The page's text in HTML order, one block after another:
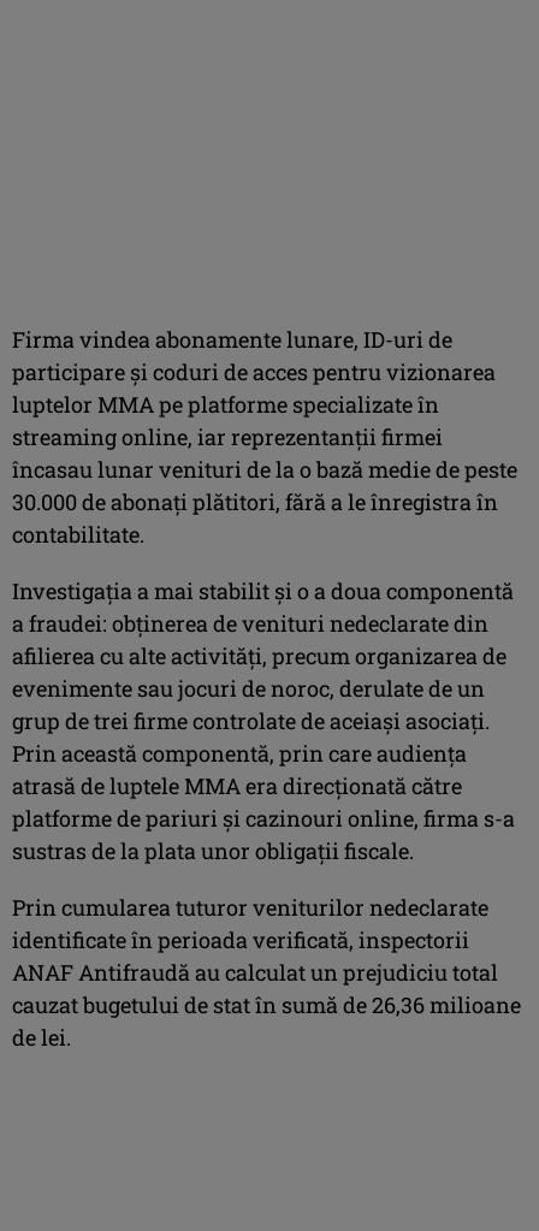
Firma vindea abonamente lunare, ID-uri de
participare și coduri de acces pentru vizionarea
luptelor MMA pe platforme specializate în
streaming online, iar reprezentanții firmei
încasau lunar venituri de la o bază medie de peste
30.000 de abonați plătitori, fără a le înregistra în
contabilitate.
Investigația a mai stabilit și o a doua componentă
a fraudei: obținerea de venituri nedeclarate din
afilierea cu alte activități, precum organizarea de
evenimente sau jocuri de noroc, derulate de un
grup de trei firme controlate de aceiași asociați.
Prin această componentă, prin care audiența
atrasă de luptele MMA era direcționată către
platforme de pariuri și cazinouri online, firma s-a
sustras de la plata unor obligații fiscale.
Prin cumularea tuturor veniturilor nedeclarate
identificate în perioada verificată, inspectorii
ANAF Antifraudă au calculat un prejudiciu total
cauzat bugetului de stat în sumă de 26,36 milioane
de lei.